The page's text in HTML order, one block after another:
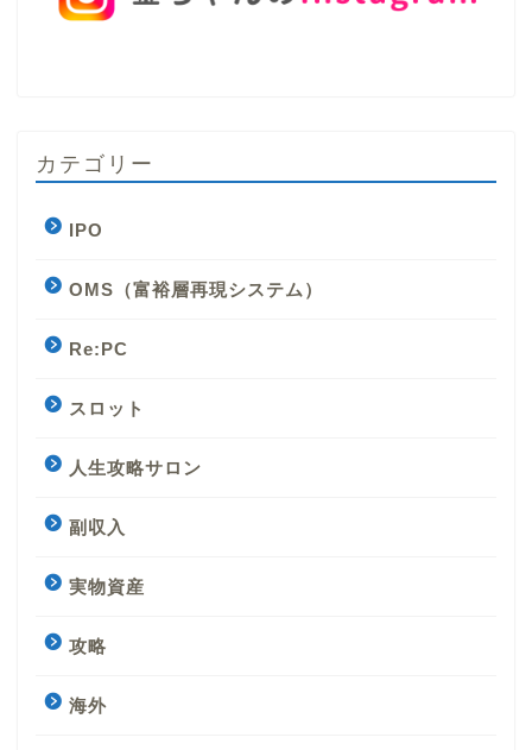
カテゴリー
IPO
OMS（富裕層再現システム）
Re:PC
スロット
人生攻略サロン
副収入
実物資産
攻略
海外